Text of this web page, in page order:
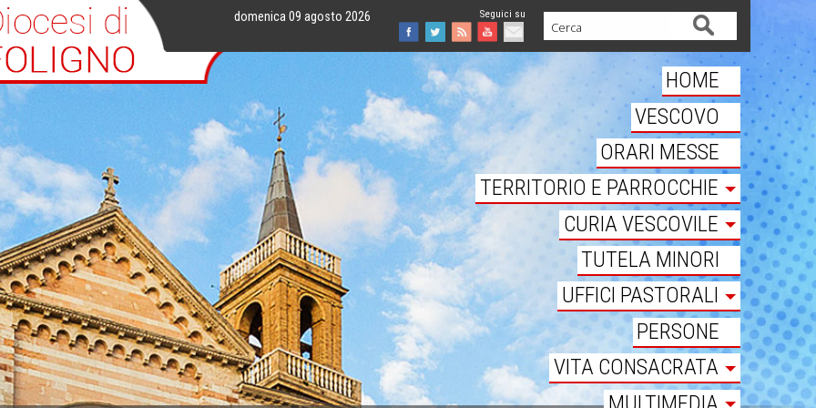
domenica 09 agosto 2026
Facebook
Twitter
FeedYoutube
Mail
Cerca
HOME
VESCOVO
ORARI MESSE
TERRITORIO E PARROCCHIE
CURIA VESCOVILE
TUTELA MINORI
UFFICI PASTORALI
PERSONE
VITA CONSACRATA